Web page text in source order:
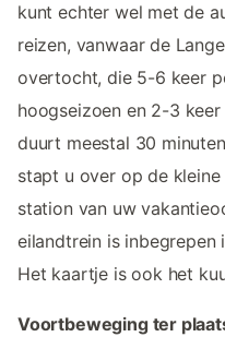
kunt echter wel met de
reizen, vanwaar de
overtocht, die 5-6 keer
hoogseizoen en 2-3
duurt meestal 30
stapt u over op de
station van uw
eilandtrein is
Het kaartje is ook het
Voortbeweging ter